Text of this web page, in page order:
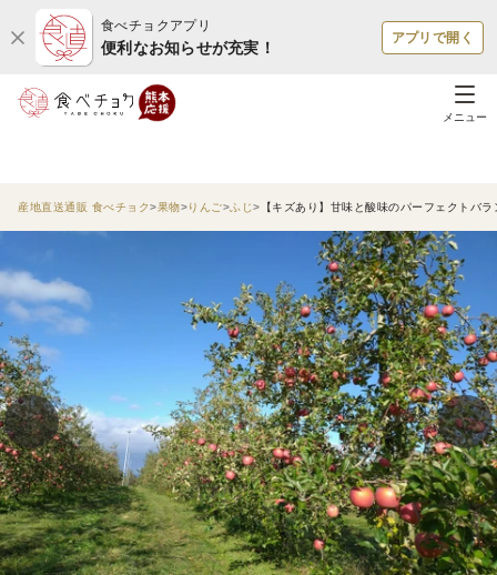
食べチョクアプリ
便利なお知らせが充実！
アプリで開く
メニュー
産地直送通販 食べチョク 果物 りんご ふじ 【キズあり】甘味と酸味のパーフェクトバ